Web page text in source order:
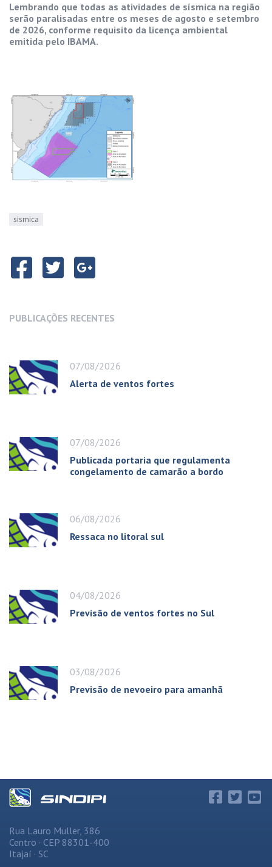
Lembrando que todas as atividades de sísmica na região
serão paralisadas entre os meses de agosto e setembro
de 2026, conforme requisito da licença ambiental
emitida pelo IBAMA.
sismica
PUBLICAÇÕES RECENTES
07/08/2026
Alerta de ventos fortes
07/08/2026
Publicada portaria que regulamenta
congelamento de camarão a bordo
06/08/2026
Ressaca no litoral sul
04/08/2026
Previsão de ventos fortes no Sul
03/08/2026
Previsão de nevoeiro para amanhã
Rua Lauro Muller, 386
Centro · CEP 88301-400
Itajaí · SC